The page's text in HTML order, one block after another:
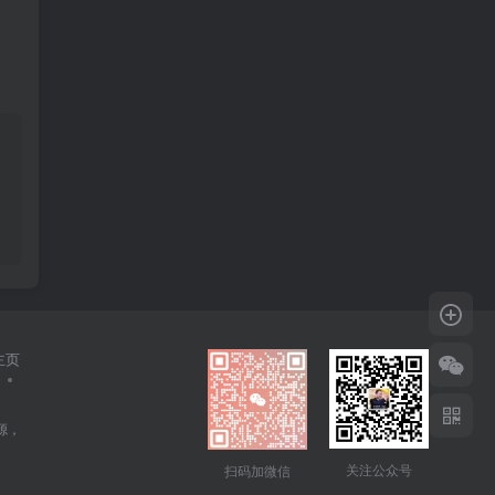
页
扫码加微信 关注公众号